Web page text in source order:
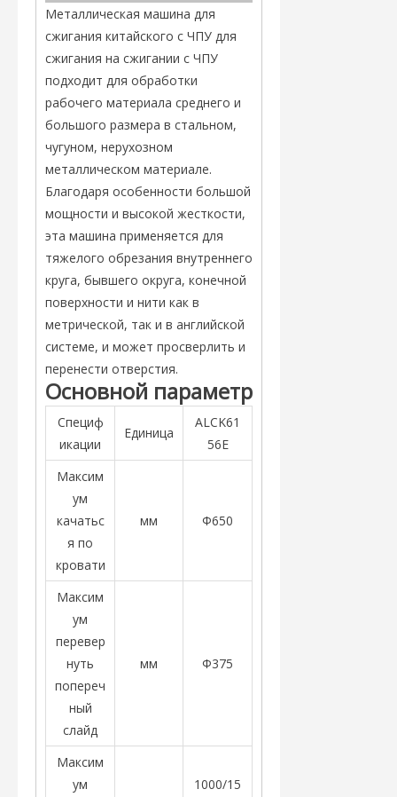
Металлическая машина для
сжигания китайского с ЧПУ для
сжигания на сжигании с ЧПУ
подходит для обработки
рабочего материала среднего и
большого размера в стальном,
чугуном, нерухозном
металлическом материале.
Благодаря особенности большой
мощности и высокой жесткости,
эта машина применяется для
тяжелого обрезания внутреннего
круга, бывшего округа, конечной
поверхности и нити как в
метрической, так и в английской
системе, и может просверлить и
перенести отверстия.
Основной параметр
Специф
икации
Единица
ALCK61
56E
Максим
ум
качатьс
я по
кровати
мм Φ650
Максим
ум
перевер
нуть
попереч
ный
слайд
мм Φ375
Максим
ум
1000/15